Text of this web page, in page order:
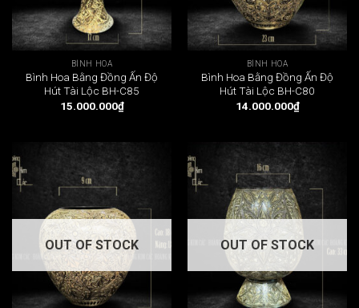
BÌNH HOA
Bình Hoa Bằng Đồng Ấn Độ
Hút Tài Lộc BH-C85
15.000.000₫
BÌNH HOA
Bình Hoa Bằng Đồng Ấn Độ
Hút Tài Lộc BH-C80
14.000.000₫
OUT OF STOCK OUT OF STOCK